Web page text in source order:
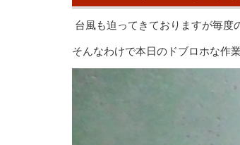
台風も迫ってきておりますが毎度
そんなわけで本日のドブロホな作